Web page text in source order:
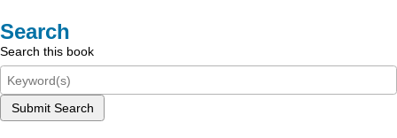
Search
Search this book
Submit Search